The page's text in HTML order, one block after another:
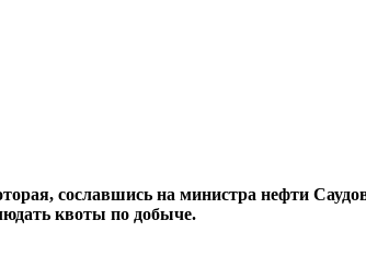
сославшись на министра нефти
квоты по добыче.